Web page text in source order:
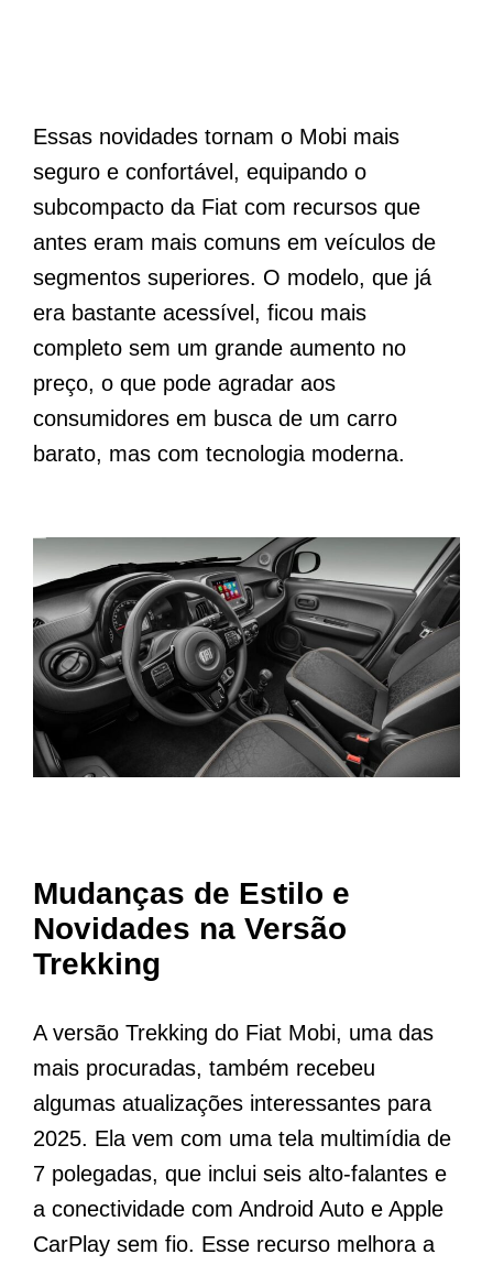
Essas novidades tornam o Mobi mais
seguro e confortável, equipando o
subcompacto da Fiat com recursos que
antes eram mais comuns em veículos de
segmentos superiores. O modelo, que já
era bastante acessível, ficou mais
completo sem um grande aumento no
preço, o que pode agradar aos
consumidores em busca de um carro
barato, mas com tecnologia moderna.
Mudanças de Estilo e
Novidades na Versão
Trekking
A versão Trekking do Fiat Mobi, uma das
mais procuradas, também recebeu
algumas atualizações interessantes para
2025. Ela vem com uma tela multimídia de
7 polegadas, que inclui seis alto-falantes e
a conectividade com Android Auto e Apple
CarPlay sem fio. Esse recurso melhora a